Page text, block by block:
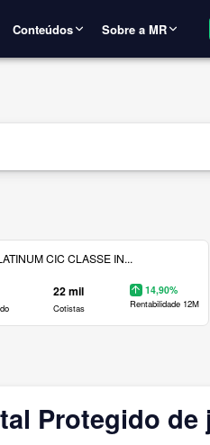
Conteúdos Sobre a MR
CIC CLASSE IN...
22 mil
Cotistas
14,90%
Rentabilidade 12M
Protegido de